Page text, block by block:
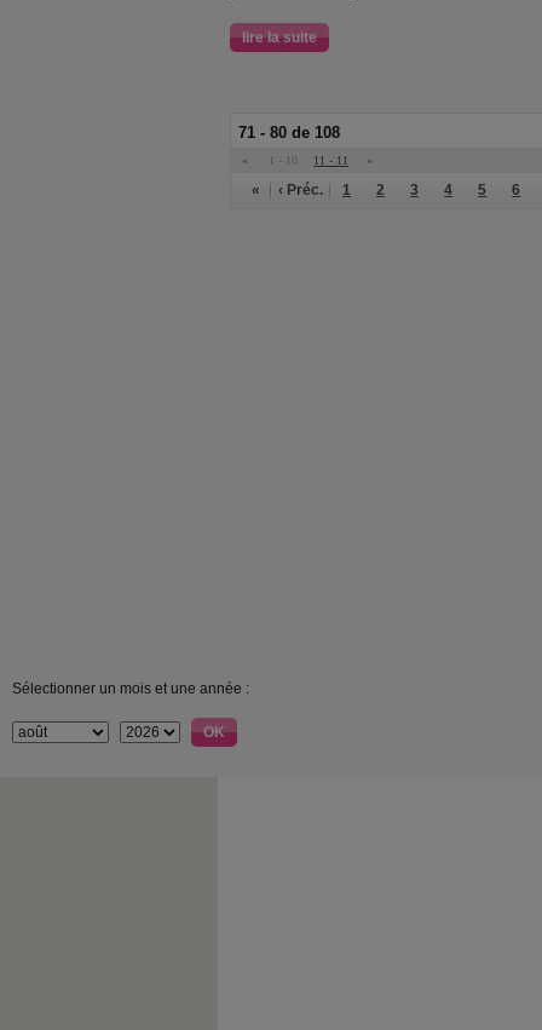
lire la suite
71 - 80 de 108
« 1 - 10 11 - 11 »
« ‹ Préc. 1 2 3 4 5 6
Sélectionner un mois et une année :